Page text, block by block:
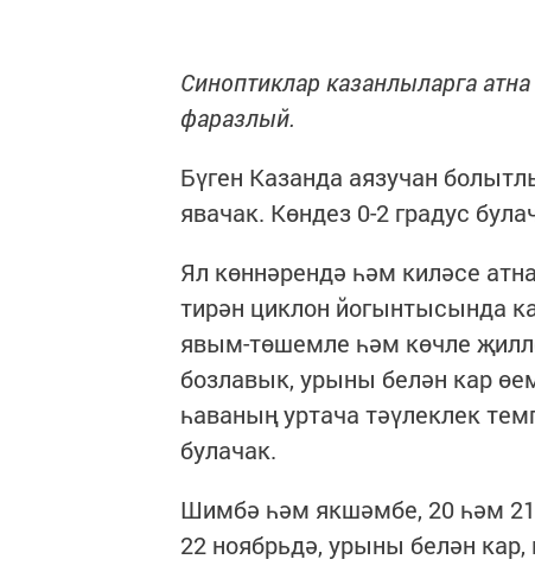
Синоптиклар казанлыларга
фаразлый.
Бүген Казанда аязучан
явачак. Көндез 0-2 градус
Ял көннәрендә һәм киләсе
тирән циклон йогынтысында
явым-төшемле һәм көчле
бозлавык, урыны белән кар
һаваның уртача тәүлеклек
булачак.
Шимбә һәм якшәмбе, 20 һәм
22 ноябрьдә, урыны белән